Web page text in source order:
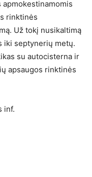
rinktinės
Už tokį nusikaltimą
iki septynerių metų.
su autocisterna ir
apsaugos rinktinės
inf.